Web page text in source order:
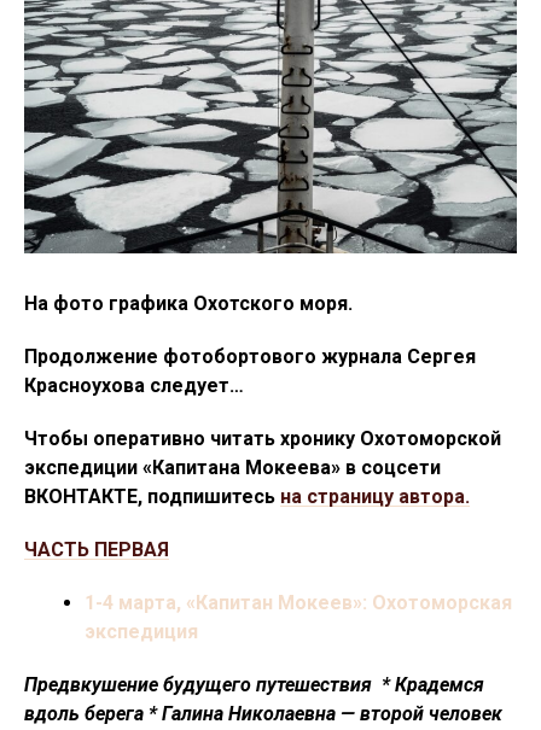
На фото графика Охотского моря.
Продолжение фотобортового журнала Сергея
Красноухова следует…
Чтобы оперативно читать хронику Охотоморской
экспедиции «Капитана Мокеева» в соцсети
ВКОНТАКТЕ, подпишитесь на страницу автора.
ЧАСТЬ ПЕРВАЯ
1-4 марта, «Капитан Мокеев»: Охотоморская
экспедиция
Предвкушение будущего путешествия * Крадемся
вдоль берега * Галина Николаевна — второй человек